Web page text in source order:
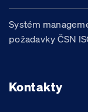
Systém
požadavky ČSN
Kontakty